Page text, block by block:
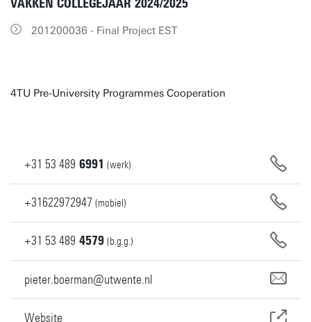
VAKKEN COLLEGEJAAR 2024/2025
201200036 - Final Project EST
4TU Pre-University Programmes Cooperation
+31 53 489 6991 (werk)
+31622972947 (mobiel)
+31 53 489 4579 (b.g.g.)
pieter.boerman@utwente.nl
Website